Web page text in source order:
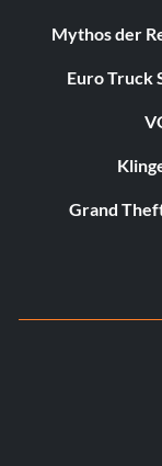
Mythos der
Euro Truck
Grand